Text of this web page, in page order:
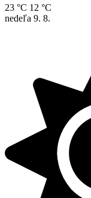
23 °C 12 °C
nedeľa 9. 8.